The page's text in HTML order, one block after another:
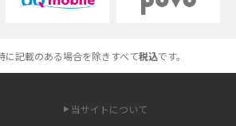
やメリット・デメリット、おススメ機種を紹介
要？所持率やメリット・デメリットを詳しく紹介
記載のある場合を除きすべて税込です。
当サイトについて